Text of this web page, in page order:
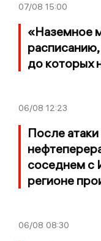
07/08 15:00
«Наземное
расписанию,
до которых
06/08 12:23
После
соседнем с
регионе
06/08 08:30